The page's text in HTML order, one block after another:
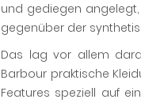
und gediegen
gegenüber der
Das lag vor allem
Barbour praktische
Features speziell auf